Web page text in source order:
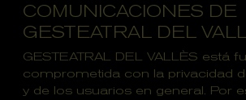
COMUNICACIONES DE
GESTEATRAL DEL
GESTEATRAL DEL VALLÈS está
comprometida con la privacidad
y de los usuarios en general. Por